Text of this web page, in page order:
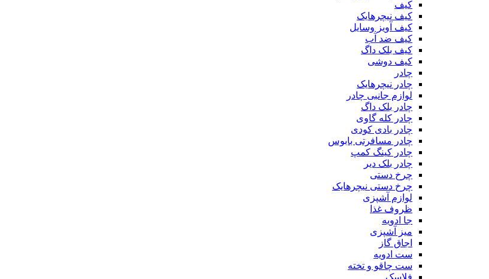
کیف
کیف نیچرهایک
کیف آویز وسایل
کیف ضد آب
کیف بلک داگ
کیف دوشی
چادر
چادر نیچرهایک
لوازم جانبی چادر
چادر بلک داگ
چادر کله گاوی
چادر بادی کودی
چادر مسافرتی بابوس
چادر کینگ کمپ
چادر بلک دیر
چرخ دستی
چرخ دستی نیچرهایک
لوازم آشپزی
ظروف غذا
جا ادویه
میز آشپزی
اجاق گاز
ست ادویه
ست چاقو و تخته